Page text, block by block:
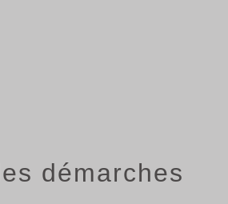
démarches